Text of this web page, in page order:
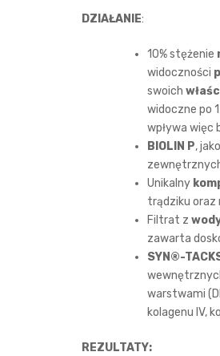
DZIAŁANIE:
10% stężenie
widoczności
swoich
widoczne po
wpływa więc
BIOLIN P,
Unikalny
trądziku oraz
Filtrat z
zawarta
SYN®-
warstwami
kolagenu IV,
REZULTATY: